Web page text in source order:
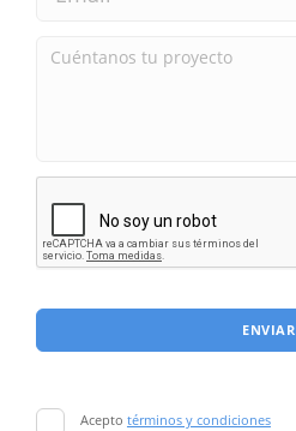
ENVIAR
Acepto términos y condiciones